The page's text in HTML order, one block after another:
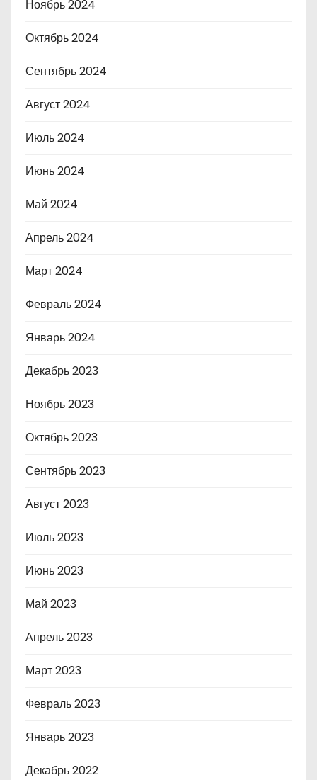
Ноябрь 2024
Октябрь 2024
Сентябрь 2024
Август 2024
Июль 2024
Июнь 2024
Май 2024
Апрель 2024
Март 2024
Февраль 2024
Январь 2024
Декабрь 2023
Ноябрь 2023
Октябрь 2023
Сентябрь 2023
Август 2023
Июль 2023
Июнь 2023
Май 2023
Апрель 2023
Март 2023
Февраль 2023
Январь 2023
Декабрь 2022